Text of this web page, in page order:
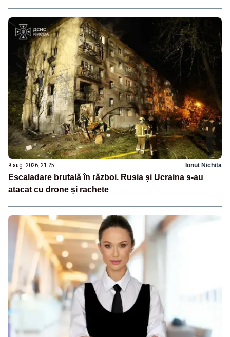
9 aug. 2026, 21:25 Ionuț Nichita
Escaladare brutală în război. Rusia și Ucraina s-au
atacat cu drone și rachete